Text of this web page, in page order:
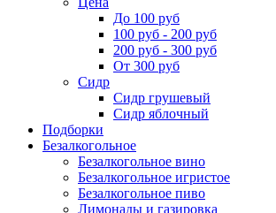
До 100 руб
100 руб - 200 руб
200 руб - 300 руб
От 300 руб
Сидр
Сидр грушевый
Сидр яблочный
Подборки
Безалкогольное
Безалкогольное вино
Безалкогольное игристое
Безалкогольное пиво
Лимонады и газировка